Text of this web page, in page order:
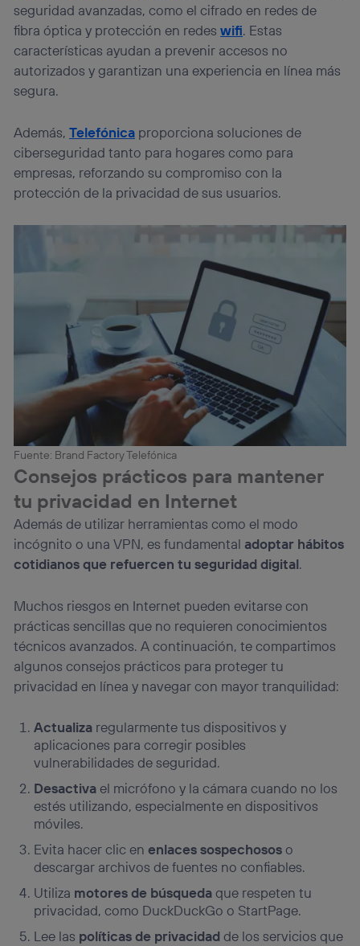
seguridad avanzadas, como el cifrado en redes de
fibra óptica y protección en redeswifi. Estas
características ayudan a prevenir accesos no
autorizados y garantizan una experiencia en línea más
segura.
Además,Telefónica proporciona soluciones de
ciberseguridad tanto para hogares como para
empresas, reforzando su compromiso con la
protección de la privacidad de sus usuarios.
Fuente: Brand Factory Telefónica
Consejos prácticos para mantener
tu privacidad en Internet
Además de utilizar herramientas como el modo
incógnito o una VPN, es fundamental adoptar hábitos
cotidianos que refuercen tu seguridad digital.
Muchos riesgos en Internet pueden evitarse con
prácticas sencillas que no requieren conocimientos
técnicos avanzados. A continuación, te compartimos
algunos consejos prácticos para proteger tu
privacidad en línea y navegar con mayor tranquilidad:
Actualiza regularmente tus dispositivos y
aplicaciones para corregir posibles
vulnerabilidades de seguridad.
Desactivael micrófono y la cámara cuando no los
estés utilizando, especialmente en dispositivos
móviles.
Evita hacer clic en enlaces sospechososo
descargar archivos de fuentes no confiables.
Utiliza motores de búsquedaque respeten tu
privacidad, como DuckDuckGo o StartPage.
Lee las políticas de privacidadde los servicios que